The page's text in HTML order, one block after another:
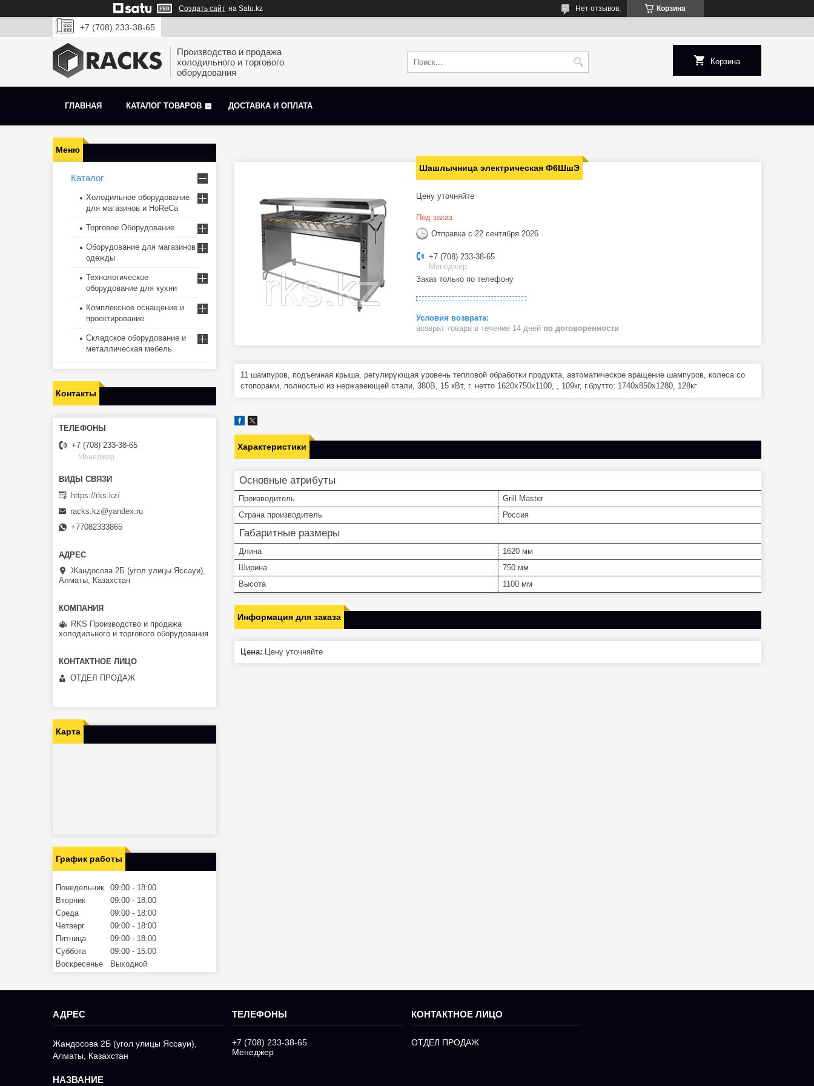
Создать сайт на Satu.kz Корзина
Нет отзывов,
+7 (708) 233-38-65
Производство и продажа
холодильного и торгового
оборудования
Корзина
ГЛАВНАЯ КАТАЛОГ ТОВАРОВ ДОСТАВКА И ОПЛАТА
Шашлычница электрическая Ф6ШшЭ
Цену уточняйте
Под заказ
Отправка с 22 сентября 2026
+7 (708) 233-38-65
Менеджер
Заказ только по телефону
возврат товара в течение 14 дней по договоренности
11 шампуров, подъемная крыша, регулирующая уровень тепловой обработки продукта, автоматическое вращение шампуров, колеса со
стопорами, полностью из нержавеющей стали, 380В, 15 кВт, г. нетто 1620х750х1100, , 109кг, г.брутто: 1740х850х1280, 128кг
Характеристики
Основные атрибуты
Производитель
Grill Master
Страна производитель
Россия
Габаритные размеры
Длина
1620 мм
Ширина
750 мм
Высота
1100 мм
Информация для заказа
Цена: Цену уточняйте
Каталог
Холодильное оборудование
для магазинов и HoReCa
Торговое Оборудование
Оборудование для магазинов
одежды
Технологическое
оборудование для кухни
Комплексное оснащение и
проектирование
Складское оборудование и
металлическая мебель
Контакты
+7 (708) 233-38-65
Менеджер
https://rks.kz/
racks.kz@yandex.ru
+77082333865
Жандосова 2Б (угол улицы Яссауи),
Алматы, Казахстан
RKS Производство и продажа
холодильного и торгового оборудования
ОТДЕЛ ПРОДАЖ
Карта
График работы
Понедельник 09:00
18:00
Вторник
09:00
18:00
Среда
09:00
18:00
Четверг
09:00
18:00
Пятница
09:00
18:00
Суббота
09:00
15:00
Воскресенье
Выходной
Жандосова 2Б (угол улицы Яссауи),
Алматы, Казахстан
+7 (708) 233-38-65
Менеджер
ОТДЕЛ ПРОДАЖ